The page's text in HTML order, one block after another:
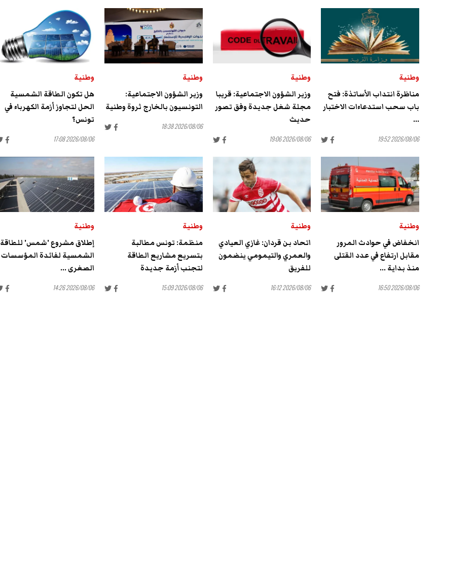
وطنية
مناظرة انتداب الأساتذة: فتح
باب سحب استدعاءات الاختبار
...
2026/08/06 19:52
وطنية
وزير الشؤون الاجتماعية: قريبا
مجلة شغل جديدة وفق تصور
حديث
2026/08/06 19:06
وطنية
وزير الشؤون الاجتماعية:
التونسيون بالخارج ثروة وطنية
2026/08/06 18:38
وطنية
هل تكون الطاقة الشمسية
الحل لتجاوز أزمة الكهرباء في
تونس؟
2026/08/06 17:08
وطنية
انخفاض في حوادث المرور
مقابل ارتفاع في عدد القتلى
منذ بداية ...
2026/08/06 16:50
وطنية
اتحاد بن قردان: غازي العيادي
والعمري والتيمومي ينضمون
للفريق
2026/08/06 16:12
وطنية
منظمة: تونس مطالبة
بتسريع مشاريع الطاقة
لتجنب أزمة جديدة
2026/08/06 15:09
وطنية
إطلاق مشروع 'شمس' للطاقة
الشمسية لفائدة المؤسسات
الصغرى ...
2026/08/06 14:26